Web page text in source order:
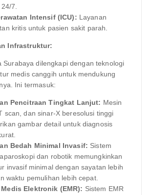
7.
Intensif (ICU): Layanan
kritis untuk pasien sakit parah.
Infrastruktur:
Surabaya dilengkapi dengan teknologi
medis canggih untuk mendukung
Ini termasuk:
Pencitraan Tingkat Lanjut: Mesin
scan, dan sinar-X beresolusi tinggi
gambar detail untuk diagnosis
Bedah Minimal Invasif: Sistem
dan robotik memungkinkan
invasif minimal dengan sayatan lebih
waktu pemulihan lebih cepat.
Medis Elektronik (EMR): Sistem EMR